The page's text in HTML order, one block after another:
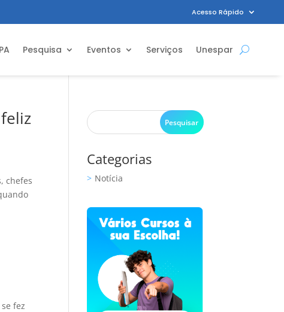
Acesso Rápido
Pesquisa Eventos Serviços Unespar
chefes
fez
Categorias
Notícia